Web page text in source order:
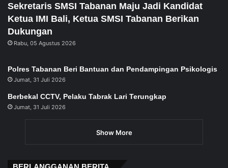
Sekretaris SMSI Tabanan Maju Jadi Kandidat
Ketua IMI Bali, Ketua SMSI Tabanan Berikan
Dukungan
Rabu, 05 Agustus 2026
Polres Tabanan Beri Bantuan dan Pendampingan Psikologis
Jumat, 31 Juli 2026
Berbekal CCTV, Pelaku Tabrak Lari Terungkap
Jumat, 31 Juli 2026
Show More